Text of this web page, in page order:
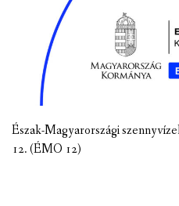
Észak-Magyarországi
12. (ÉMO 12)